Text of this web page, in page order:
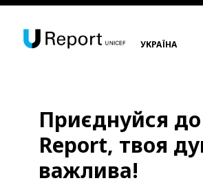
УКРАЇНА
Приєднуйся
Report, твоя
важлива!